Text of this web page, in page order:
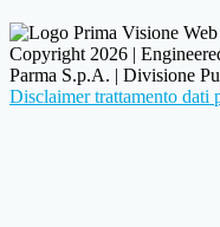
Copyright 2026 |
Parma S.p.A. | Divisione
Disclaimer trattamento dati